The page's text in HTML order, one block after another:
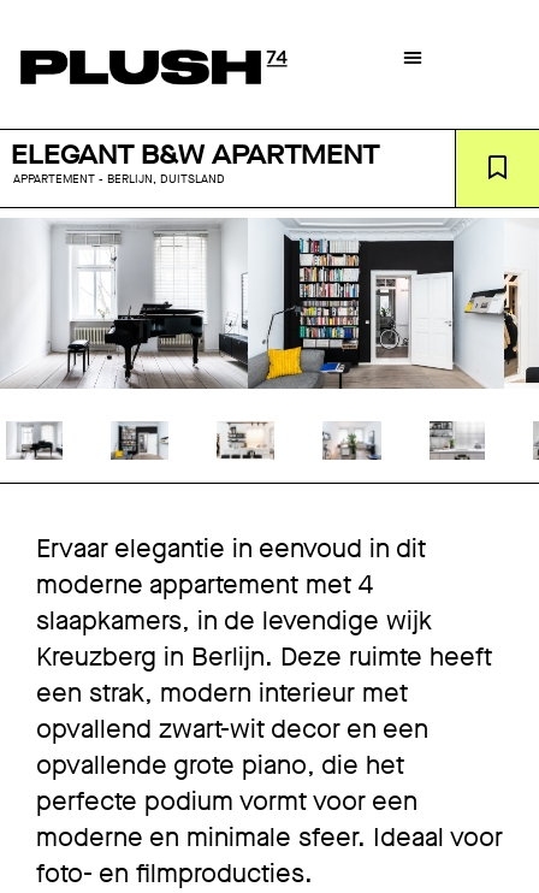
ELEGANT B&W APARTMENT
APPARTEMENT - BERLIJN, DUITSLAND
Ervaar elegantie in eenvoud in dit
moderne appartement met 4
slaapkamers, in de levendige wijk
Kreuzberg in Berlijn. Deze ruimte heeft
een strak, modern interieur met
opvallend zwart-wit decor en een
opvallende grote piano, die het
perfecte podium vormt voor een
moderne en minimale sfeer. Ideaal voor
foto- en filmproducties.